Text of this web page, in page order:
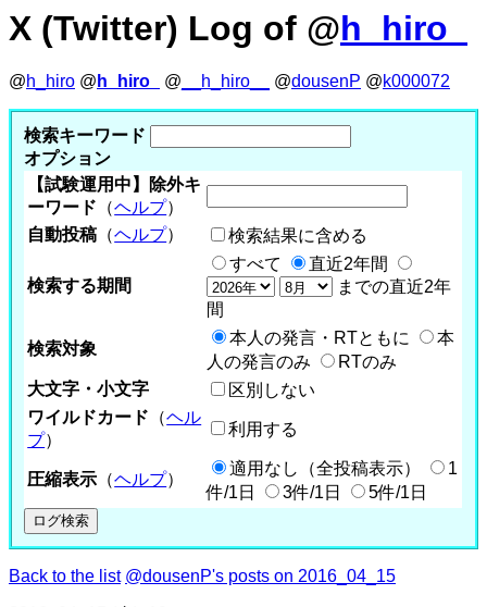
X (Twitter) Log of @h_hiro_
@h_hiro @ h_hiro_ @ __h_hiro__ @dousenP @k000072
検索キーワード
オプション
【試験運用中】除外キ
ーワード （ヘルプ）
自動投稿 （ヘルプ） 検索結果に含める
検索する期間
すべて
直近2年間
までの直近2年
間
検索対象
本人の発言・RTともに
本
人の発言のみ
RTのみ
大文字・小文字
区別しない
ワイルドカード （ヘル
プ）
利用する
圧縮表示 （ヘルプ）
適用なし（全投稿表示）
1
件/1日
3件/1日 5件/1日
Back to the list @dousenP's posts on 2016_04_15